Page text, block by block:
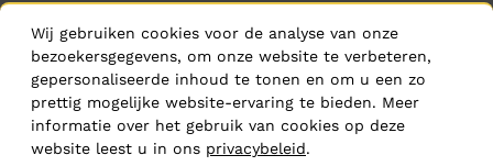
Wij gebruiken cookies voor de analyse van onze
bezoekersgegevens, om onze website te verbeteren,
gepersonaliseerde inhoud te tonen en om u een zo
prettig mogelijke website-ervaring te bieden. Meer
informatie over het gebruik van cookies op deze
website leest u in ons privacybeleid.